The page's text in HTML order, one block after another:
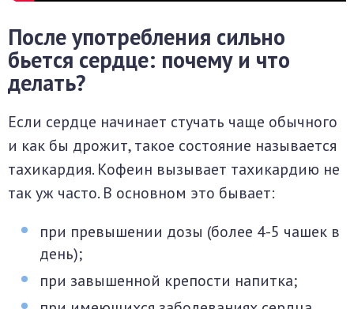
После употребления сильно
бьется сердце: почему и что
делать?
Если сердце начинает стучать чаще обычного
и как бы дрожит, такое состояние называется
тахикардия. Кофеин вызывает тахикардию не
так уж часто. В основном это бывает:
при превышении дозы (более 4-5 чашек в
день);
при завышенной крепости напитка;